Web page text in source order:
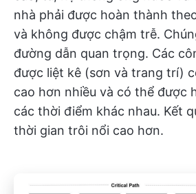
nhà phải được hoàn thành
và không được chậm trễ.
đường dẫn quan trọng. Các
được liệt kê (sơn và trang trí)
cao hơn nhiều và có thể được
các thời điểm khác nhau. Kết
thời gian trôi nổi cao hơn.